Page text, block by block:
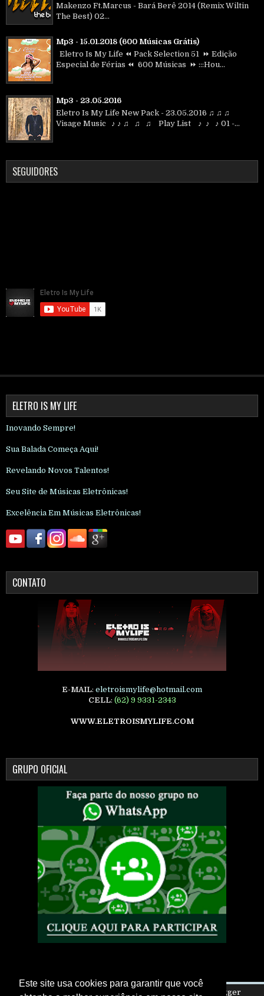
Este site usa cookies para garantir que você
Makenzo Ft.Marcus - Bará Berê 2014 (Remix Wiltin
The Best) 02...
Mp3 - 15.01.2018 (600 Músicas Grátis)
Eletro Is My Life ⏪ Pack Selection 51 ⏩ Edição
Especial de Férias ⏪ 600 Músicas ⏩ :::Hou...
Mp3 - 23.05.2016
Eletro Is My Life New Pack - 23.05.2016 ♫ ♫ ♫
Visage Music ♪ ♪ ♫ ♫ ♫ Play List ♪ ♪ ♪ 01 -...
SEGUIDORES
ELETRO IS MY LIFE
Inovando Sempre!
Sua Balada Começa Aqui!
Revelando Novos Talentos!
Seu Site de Músicas Eletrônicas!
Excelência Em Músicas Eletrônicas!
CONTATO
E-MAIL: eletroismylife@hotmail.com
CELL: (62) 9 9331-2343
WWW.ELETROISMYLIFE.COM
GRUPO OFICIAL
Copyright © 2026 Eletro Is My Life | Powered by Blogger